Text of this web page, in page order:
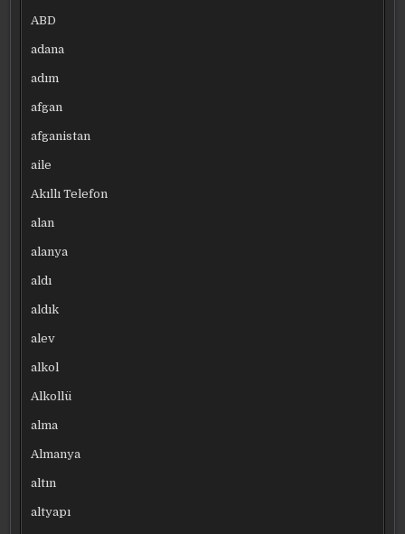
ABD
adana
adım
afgan
afganistan
aile
Akıllı Telefon
alan
alanya
aldı
aldık
alev
alkol
Alkollü
alma
Almanya
altın
altyapı